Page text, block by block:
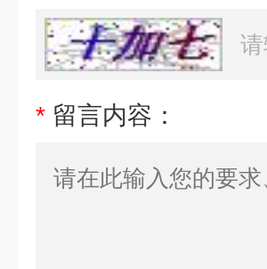
* 留言内容：